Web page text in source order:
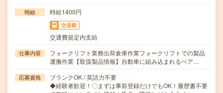
時給 時給1400円
交通費
交通費規定内支給
仕事内容
フォークリフト業務出荷倉庫作業フォークリフトでの製品
運搬作業【取扱製品情報】自動車に組み込まれるベア…
応募資格
ブランクOK / 英語力不要
◆経験者歓迎！〇まずは事前登録だけでもOK！履歴書不要